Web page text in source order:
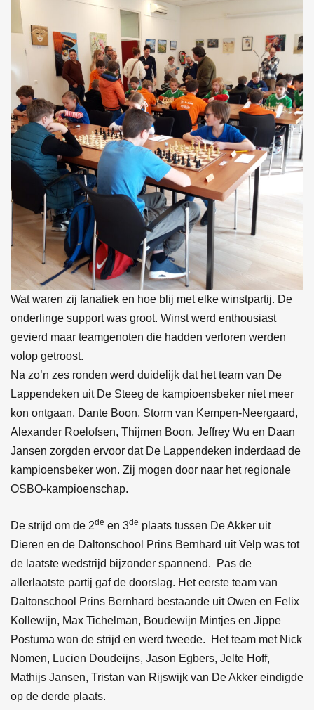
Wat waren zij fanatiek en hoe blij met elke winstpartij. De
onderlinge support was groot. Winst werd enthousiast
gevierd maar teamgenoten die hadden verloren werden
volop getroost.
Na zo’n zes ronden werd duidelijk dat het team van De
Lappendeken uit De Steeg de kampioensbeker niet meer
kon ontgaan. Dante Boon, Storm van Kempen-Neergaard,
Alexander Roelofsen, Thijmen Boon, Jeffrey Wu en Daan
Jansen zorgden ervoor dat De Lappendeken inderdaad de
kampioensbeker won. Zij mogen door naar het regionale
OSBO-kampioenschap.
De strijd om de 2de en 3de plaats tussen De Akker uit
Dieren en de Daltonschool Prins Bernhard uit Velp was tot
de laatste wedstrijd bijzonder spannend. Pas de
allerlaatste partij gaf de doorslag. Het eerste team van
Daltonschool Prins Bernhard bestaande uit Owen en Felix
Kollewijn, Max Tichelman, Boudewijn Mintjes en Jippe
Postuma won de strijd en werd tweede. Het team met Nick
Nomen, Lucien Doudeijns, Jason Egbers, Jelte Hoff,
Mathijs Jansen, Tristan van Rijswijk van De Akker eindigde
op de derde plaats.